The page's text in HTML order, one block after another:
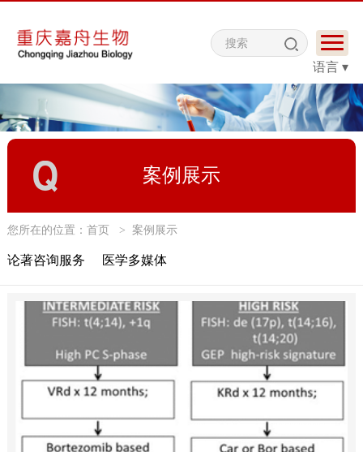
语言 ▾
案例展示
您所在的位置： 首页> 案例展示
论著咨询服务 医学多媒体